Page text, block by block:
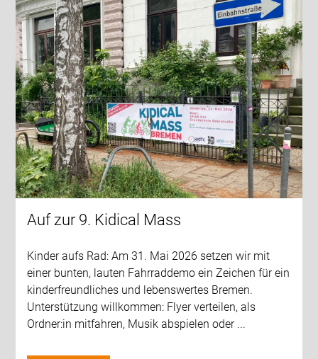
Auf zur 9. Kidical Mass
Kinder aufs Rad: Am 31. Mai 2026 setzen wir mit
einer bunten, lauten Fahrraddemo ein Zeichen für ein
kinderfreundliches und lebenswertes Bremen.
Unterstützung willkommen: Flyer verteilen, als
Ordner:in mitfahren, Musik abspielen oder ...